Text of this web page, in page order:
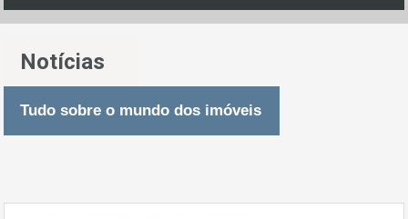
Notícias
Tudo sobre o mundo dos imóveis